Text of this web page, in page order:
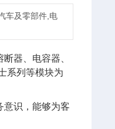
车及零部件,电
器、电容器、
系列等模块为
意识，能够为客